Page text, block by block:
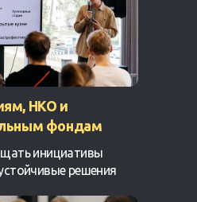
инициативы
решения
НКО и
фондам